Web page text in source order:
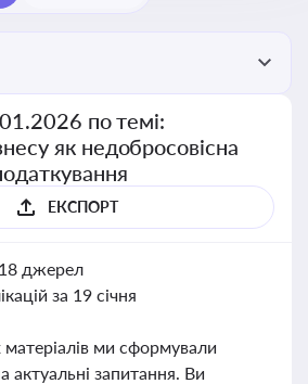
по темі:
як недобросовісна
ЕКСПОРТ
джерел
за 19 січня
матеріалів ми сформували
актуальні запитання. Ви